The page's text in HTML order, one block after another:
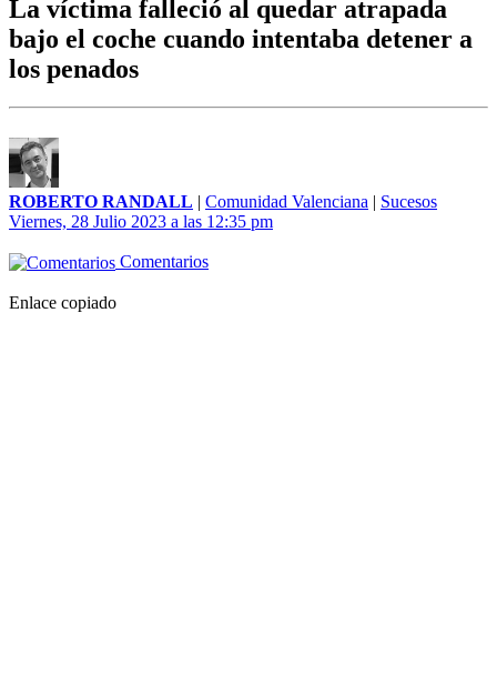
La víctima falleció al quedar atrapada
bajo el coche cuando intentaba detener a
los penados
ROBERTO RANDALL | Comunidad Valenciana | Sucesos
Viernes, 28 Julio 2023 a las 12:35 pm
Comentarios
Enlace copiado